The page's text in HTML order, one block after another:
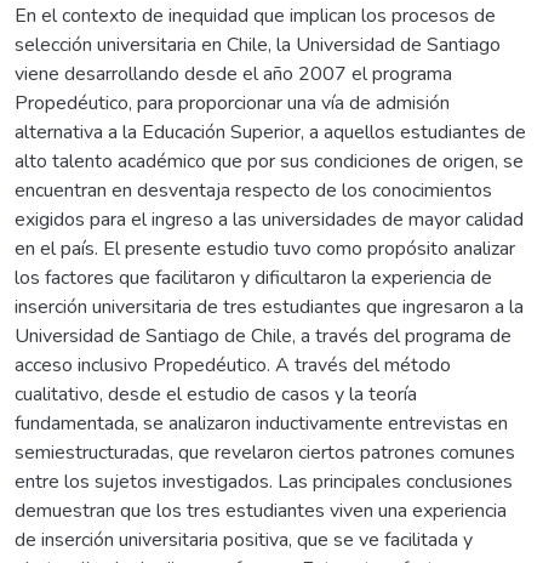
En el contexto de inequidad que implican los procesos de
selección universitaria en Chile, la Universidad de Santiago
viene desarrollando desde el año 2007 el programa
Propedéutico, para proporcionar una vía de admisión
alternativa a la Educación Superior, a aquellos estudiantes de
alto talento académico que por sus condiciones de origen, se
encuentran en desventaja respecto de los conocimientos
exigidos para el ingreso a las universidades de mayor calidad
en el país. El presente estudio tuvo como propósito analizar
los factores que facilitaron y dificultaron la experiencia de
inserción universitaria de tres estudiantes que ingresaron a la
Universidad de Santiago de Chile, a través del programa de
acceso inclusivo Propedéutico. A través del método
cualitativo, desde el estudio de casos y la teoría
fundamentada, se analizaron inductivamente entrevistas en
semiestructuradas, que revelaron ciertos patrones comunes
entre los sujetos investigados. Las principales conclusiones
demuestran que los tres estudiantes viven una experiencia
de inserción universitaria positiva, que se ve facilitada y